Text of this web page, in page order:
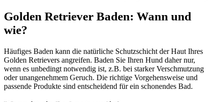
Golden Retriever Baden: Wann und
wie?
Häufiges Baden kann die natürliche Schutzschicht der Haut Ihres
Golden Retrievers angreifen. Baden Sie Ihren Hund daher nur,
wenn es unbedingt notwendig ist, z.B. bei starker Verschmutzung
oder unangenehmem Geruch. Die richtige Vorgehensweise und
passende Produkte sind entscheidend für ein schonendes Bad.